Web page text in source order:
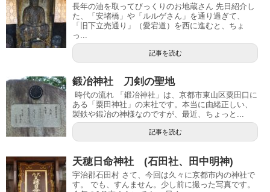
長年の油を取ってびっくりのお地蔵さん 先日紹介し
た、「安堵橋」や「ルルゲさん」を通り過ぎて、
「旧下立売通り」（愛宕道）を西に進むと、ちょ
っ...
記事を読む
鍛冶神社 刀剣の聖地
時代の流れ 「鍛冶神社」は、京都市東山区粟田口に
ある「粟田神社」の末社です。本当に由緒正しい、
製鉄や鍛冶の神様なのですが、最近、ちょっと...
記事を読む
天穂日命神社 (石田社、田中明神)
宇治郡石田村 さて、今回は久々に京都市内の神社で
す。 でも、すんません。少し前に撮った写真です。